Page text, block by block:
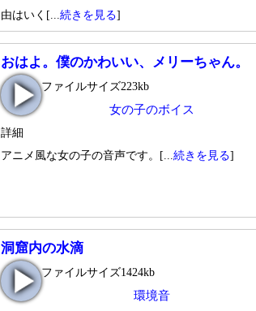
由はいく[... 続きを見る]
おはよ。僕のかわいい、メリーちゃん。
ファイルサイズ223kb
女の子のボイス
詳細
アニメ風な女の子の音声です。[... 続きを見る]
洞窟内の水滴
ファイルサイズ1424kb
環境音